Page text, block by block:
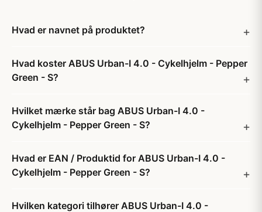
Hvad er navnet på produktet?
Hvad koster ABUS Urban-I 4.0 - Cykelhjelm - Pepper
Green - S?
Hvilket mærke står bag ABUS Urban-I 4.0 -
Cykelhjelm - Pepper Green - S?
Hvad er EAN / Produktid for ABUS Urban-I 4.0 -
Cykelhjelm - Pepper Green - S?
Hvilken kategori tilhører ABUS Urban-I 4.0 -